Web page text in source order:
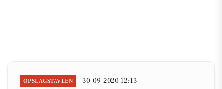
OPSLAGSTAVLEN 30-09-2020 12:13